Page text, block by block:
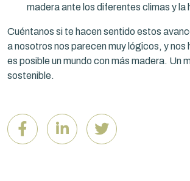
madera ante los diferentes climas y la
Cuéntanos si te hacen sentido estos
a nosotros nos parecen muy lógicos, y nos
es posible un mundo con más madera. Un
sostenible.